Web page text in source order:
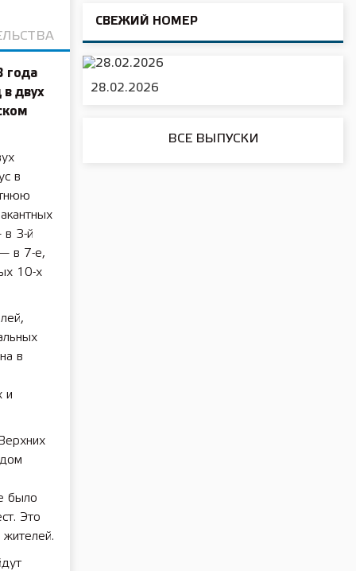
года
двух
в
в 3-й
в 7-е,
10-х
в
и
было
Это
жителей.
СВЕЖИЙ НОМЕР
28.02.2026
ВСЕ ВЫПУСКИ